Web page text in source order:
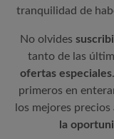
tranquilidad de
No olvides
tanto de las
ofertas especiales
primeros en
los mejores precios
la